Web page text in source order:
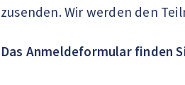
zusenden. Wir werden den
Das Anmeldeformular finden